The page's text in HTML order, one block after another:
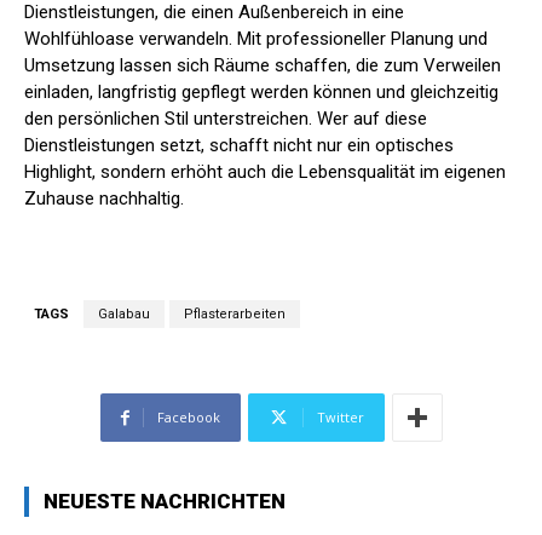
Dienstleistungen, die einen Außenbereich in eine
Wohlfühloase verwandeln. Mit professioneller Planung und
Umsetzung lassen sich Räume schaffen, die zum Verweilen
einladen, langfristig gepflegt werden können und gleichzeitig
den persönlichen Stil unterstreichen. Wer auf diese
Dienstleistungen setzt, schafft nicht nur ein optisches
Highlight, sondern erhöht auch die Lebensqualität im eigenen
Zuhause nachhaltig.
TAGS Galabau Pflasterarbeiten
Facebook Twitter
NEUESTE NACHRICHTEN